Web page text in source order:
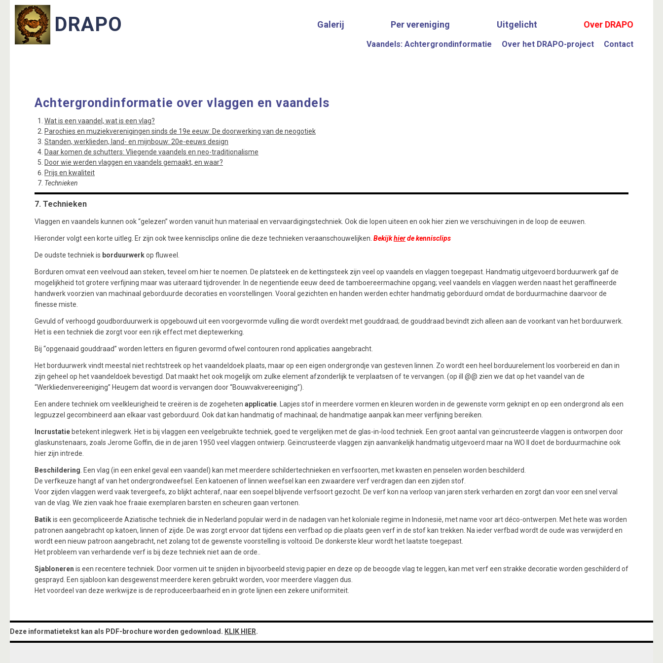
Galerij Per vereniging Uitgelicht Over DRAPO
Vaandels: Achtergrondinformatie Over het DRAPO-project Contact
Achtergrondinformatie over vlaggen en vaandels
Wat is een vaandel, wat is een vlag?
Parochies en muziekverenigingen sinds de 19e eeuw: De doorwerking van de neogotiek
Standen, werklieden, land- en mijnbouw: 20e-eeuws design
Daar komen de schutters: Vliegende vaandels en neo-traditionalisme
Door wie werden vlaggen en vaandels gemaakt, en waar?
Prijs en kwaliteit
Technieken
7. Technieken
Vlaggen en vaandels kunnen ook “gelezen” worden vanuit hun materiaal en vervaardigingstechniek. Ook die lopen uiteen en ook hier zien we verschuivingen in de loop de eeuwen.
Hieronder volgt een korte uitleg. Er zijn ook twee kennisclips online die deze technieken veraanschouwelijken. Bekijkhierde kennisclips
De oudste techniek is borduurwerkop fluweel.
Borduren omvat een veelvoud aan steken, teveel om hier te noemen. De platsteek en de kettingsteek zijn veel op vaandels en vlaggen toegepast. Handmatig uitgevoerd borduurwerk gaf de
mogelijkheid tot grotere verfijning maar was uiteraard tijdrovender. In de negentiende eeuw deed de tamboereermachine opgang; veel vaandels en vlaggen werden naast het geraffineerde
handwerk voorzien van machinaal geborduurde decoraties en voorstellingen. Vooral gezichten en handen werden echter handmatig geborduurd omdat de borduurmachine daarvoor de
finesse miste.
Gevuld of verhoogd goudborduurwerk is opgebouwd uit een voorgevormde vulling die wordt overdekt met gouddraad; de gouddraad bevindt zich alleen aan de voorkant van het borduurwerk.
Het is een techniek die zorgt voor een rijk effect met dieptewerking.
Bij “opgenaaid gouddraad” worden letters en figuren gevormd ofwel contouren rond applicaties aangebracht.
Het borduurwerk vindt meestal niet rechtstreek op het vaandeldoek plaats, maar op een eigen ondergrondje van gesteven linnen. Zo wordt een heel borduurelement los voorbereid en dan in
zijn geheel op het vaandeldoek bevestigd. Dat maakt het ook mogelijk om zulke element afzonderlijk te verplaatsen of te vervangen. (op ill @@ zien we dat op het vaandel van de
“Werkliedenvereeniging” Heugem dat woord is vervangen door “Bouwvakvereeniging”).
Een andere techniek om veelkleurigheid te creëren is de zogeheten applicatie . Lapjes stof in meerdere vormen en kleuren worden in de gewenste vorm geknipt en op een ondergrond als een
legpuzzel gecombineerd aan elkaar vast geborduurd. Ook dat kan handmatig of machinaal; de handmatige aanpak kan meer verfijning bereiken.
Incrustatie betekent inlegwerk. Het is bij vlaggen een veelgebruikte techniek, goed te vergelijken met de glas-in-lood techniek. Een groot aantal van geïncrusteerde vlaggen is ontworpen door
glaskunstenaars, zoals Jerome Goffin, die in de jaren 1950 veel vlaggen ontwierp. Geïncrusteerde vlaggen zijn aanvankelijk handmatig uitgevoerd maar na WO II doet de borduurmachine ook
hier zijn intrede.
Beschildering . Een vlag (in een enkel geval een vaandel) kan met meerdere schildertechnieken en verfsoorten, met kwasten en penselen worden beschilderd.
De verfkeuze hangt af van het ondergrondweefsel. Een katoenen of linnen weefsel kan een zwaardere verf verdragen dan een zijden stof.
Voor zijden vlaggen werd vaak tevergeefs, zo blijkt achteraf, naar een soepel blijvende verfsoort gezocht. De verf kon na verloop van jaren sterk verharden en zorgt dan voor een snel verval
van de vlag. We zien vaak hoe fraaie exemplaren barsten en scheuren gaan vertonen.
Batikis een gecompliceerde Aziatische techniek die in Nederland populair werd in de nadagen van het koloniale regime in Indonesië, met name voor art déco-ontwerpen. Met hete was worden
patronen aangebracht op katoen, linnen of zijde. De was zorgt ervoor dat tijdens een verfbad op die plaats geen verf in de stof kan trekken. Na ieder verfbad wordt de oude was verwijderd en
wordt een nieuw patroon aangebracht, net zolang tot de gewenste voorstelling is voltooid. De donkerste kleur wordt het laatste toegepast.
Het probleem van verhardende verf is bij deze techniek niet aan de orde..
Sjabloneren is een recentere techniek. Door vormen uit te snijden in bijvoorbeeld stevig papier en deze op de beoogde vlag te leggen, kan met verf een strakke decoratie worden geschilderd of
gesprayd. Een sjabloon kan desgewenst meerdere keren gebruikt worden, voor meerdere vlaggen dus.
Het voordeel van deze werkwijze is de reproduceerbaarheid en in grote lijnen een zekere uniformiteit.
Deze informatietekst kan als PDF-brochure worden gedownload. KLIK HIER.